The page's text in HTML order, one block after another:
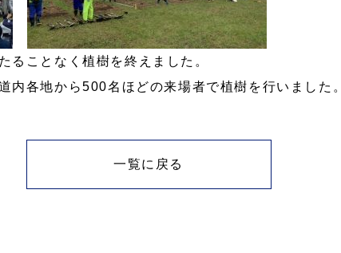
ることなく植樹を終えました。
内各地から500名ほどの来場者で植樹を行いました。
一覧に戻る